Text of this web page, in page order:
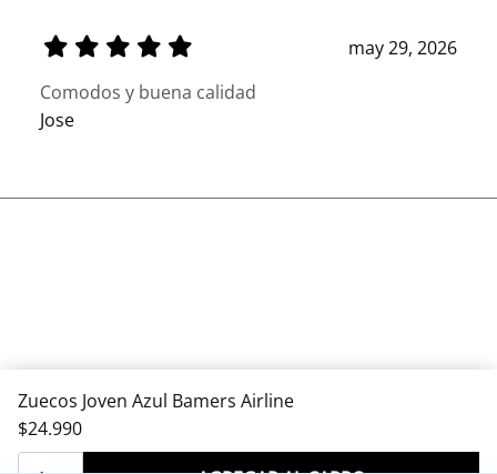
Zuecos Joven Azul Bamers Airline
$24.990
may 29, 2026
Comodos y buena calidad
Jose